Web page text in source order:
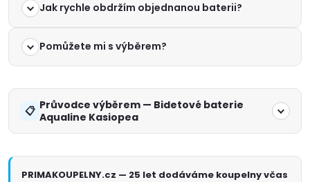
Jak rychle obdržím objednanou baterii?
Pomůžete mi s výběrem?
Průvodce výběrem — Bidetové baterie
Aqualine Kasiopea
PRIMAKOUPELNY.cz — 25 let dodáváme koupelny včas